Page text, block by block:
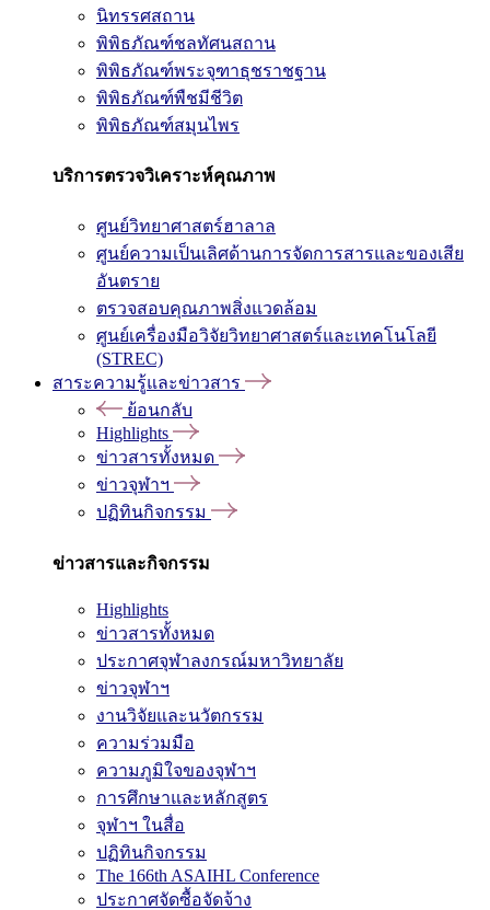
นิทรรศสถาน
พิพิธภัณฑ์ชลทัศนสถาน
พิพิธภัณฑ์พระจุฑาธุชราชฐาน
พิพิธภัณฑ์พืชมีชีวิต
พิพิธภัณฑ์สมุนไพร
บริการตรวจวิเคราะห์คุณภาพ
ศูนย์วิทยาศาสตร์ฮาลาล
ศูนย์ความเป็นเลิศด้านการจัดการสารและของเสีย
อันตราย
ตรวจสอบคุณภาพสิ่งแวดล้อม
ศูนย์เครื่องมือวิจัยวิทยาศาสตร์และเทคโนโลยี
(STREC)
สาระความรู้และข่าวสาร
ย้อนกลับ
Highlights
ข่าวสารทั้งหมด
ข่าวจุฬาฯ
ปฏิทินกิจกรรม
ข่าวสารและกิจกรรม
Highlights
ข่าวสารทั้งหมด
ประกาศจุฬาลงกรณ์มหาวิทยาลัย
ข่าวจุฬาฯ
งานวิจัยและนวัตกรรม
ความร่วมมือ
ความภูมิใจของจุฬาฯ
การศึกษาและหลักสูตร
จุฬาฯ ในสื่อ
ปฏิทินกิจกรรม
The 166th ASAIHL Conference
ประกาศจัดซื้อจัดจ้าง